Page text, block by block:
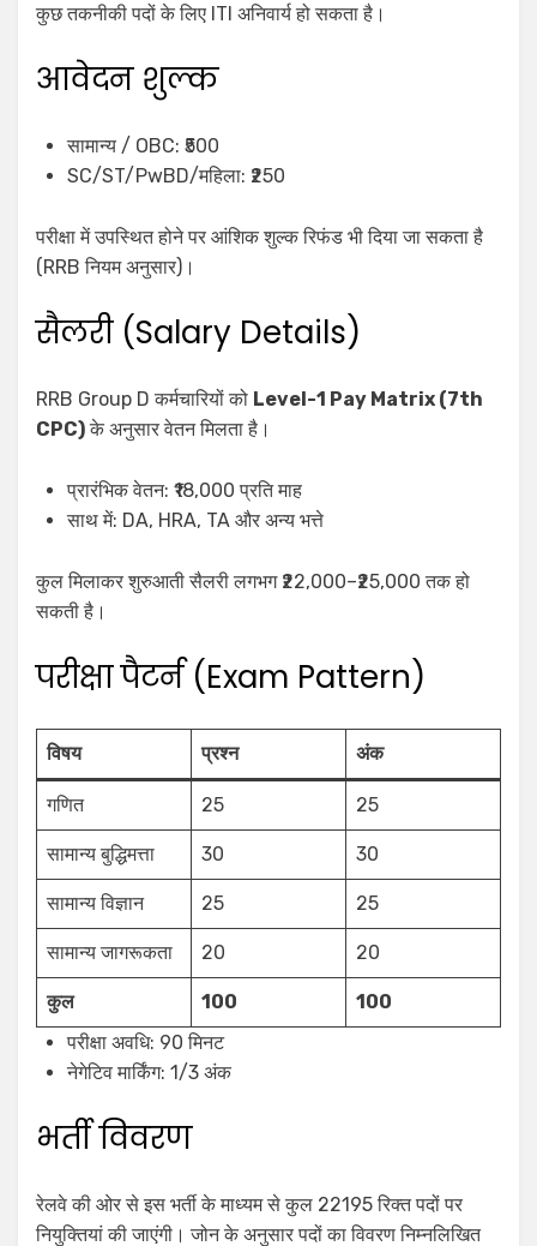
कुछ तकनीकी पदों के लिए ITI अनिवार्य हो सकता है।
आवेदन शुल्क
सामान्य / OBC: ₹500
SC/ST/PwBD/महिला: ₹250
परीक्षा में उपस्थित होने पर आंशिक शुल्क रिफंड भी दिया जा सकता है
(RRB नियम अनुसार)।
सैलरी (Salary Details)
RRB Group D कर्मचारियों को Level-1 Pay Matrix (7th
CPC)के अनुसार वेतन मिलता है।
प्रारंभिक वेतन: ₹18,000 प्रति माह
साथ में: DA, HRA, TA और अन्य भत्ते
कुल मिलाकर शुरुआती सैलरी लगभग ₹22,000–₹25,000 तक हो
सकती है।
परीक्षा पैटर्न (Exam Pattern)
विषय प्रश्न अंक
गणित 25 25
सामान्य बुद्धिमत्ता 30 30
सामान्य विज्ञान 25 25
सामान्य जागरूकता 20 20
कुल 100
100
परीक्षा अवधि: 90 मिनट
नेगेटिव मार्किंग: 1/3 अंक
भर्ती विवरण
रेलवे की ओर से इस भर्ती के माध्यम से कुल 22195 रिक्त पदों पर
नियुक्तियां की जाएंगी। जोन के अनुसार पदों का विवरण निम्नलिखित